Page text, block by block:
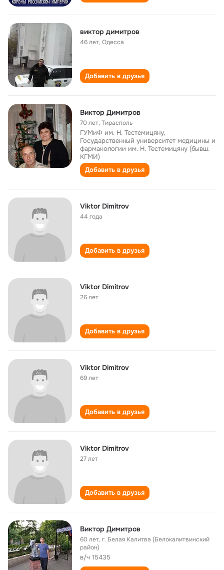
виктор димитров
46 лет,Одесса
Добавить в друзья
Виктор Димитров
70 лет,Тирасполь
ГУМиФ им. Н. Тестемицяну,
Государственный университет медицины и
фармакологии им. Н. Тестемицяну (бывш.
КГМИ)
Добавить в друзья
Viktor Dimitrov
44 года
Добавить в друзья
Viktor Dimitrov
26 лет
Добавить в друзья
Viktor Dimitrov
69 лет
Добавить в друзья
Viktor Dimitrov
27 лет
Добавить в друзья
Виктор Димитров
60 лет,г. Белая Калитва (Белокалитвинский
район)
в/ч 15435